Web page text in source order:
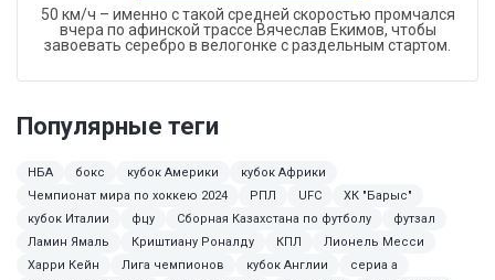
50 км/ч – именно с такой средней скоростью промчался
вчера по афинской трассе Вячеслав Екимов, чтобы
завоевать серебро в велогонке с раздельным стартом.
Популярные теги
НБА бокс кубок Америки
кубок Африки
Чемпионат мира по хоккею 2024
РПЛ UFC
ХК "Барыс"
кубок Италии
фцу Сборная Казахстана по футболу
футзал
Ламин Ямаль
Криштиану Роналду КПЛ
Лионель Месси
Харри Кейн
Лига чемпионов кубок Англии
сериа а